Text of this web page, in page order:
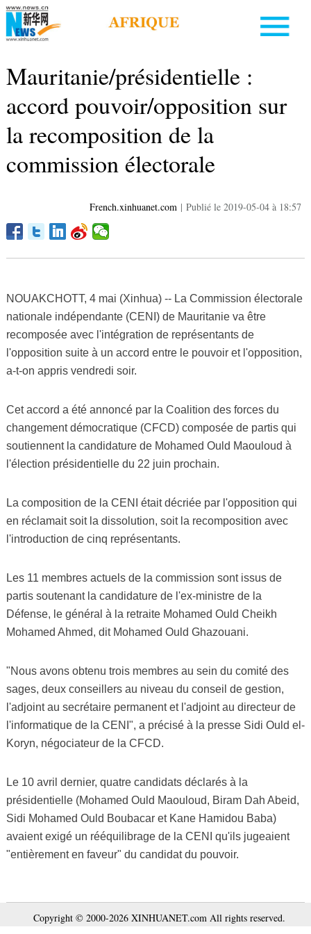
Mauritanie/présidentielle :
accord pouvoir/opposition sur
la recomposition de la
commission électorale
French.xinhuanet.com | Publié le 2019-05-04 à 18:57
NOUAKCHOTT, 4 mai (Xinhua) -- La Commission électorale
nationale indépendante (CENI) de Mauritanie va être
recomposée avec l'intégration de représentants de
l'opposition suite à un accord entre le pouvoir et l'opposition,
a-t-on appris vendredi soir.
Cet accord a été annoncé par la Coalition des forces du
changement démocratique (CFCD) composée de partis qui
soutiennent la candidature de Mohamed Ould Maouloud à
l'élection présidentielle du 22 juin prochain.
La composition de la CENI était décriée par l'opposition qui
en réclamait soit la dissolution, soit la recomposition avec
l'introduction de cinq représentants.
Les 11 membres actuels de la commission sont issus de
partis soutenant la candidature de l'ex-ministre de la
Défense, le général à la retraite Mohamed Ould Cheikh
Mohamed Ahmed, dit Mohamed Ould Ghazouani.
"Nous avons obtenu trois membres au sein du comité des
sages, deux conseillers au niveau du conseil de gestion,
l'adjoint au secrétaire permanent et l'adjoint au directeur de
l'informatique de la CENI", a précisé à la presse Sidi Ould el-
Koryn, négociateur de la CFCD.
Le 10 avril dernier, quatre candidats déclarés à la
présidentielle (Mohamed Ould Maouloud, Biram Dah Abeid,
Sidi Mohamed Ould Boubacar et Kane Hamidou Baba)
avaient exigé un rééquilibrage de la CENI qu'ils jugeaient
"entièrement en faveur" du candidat du pouvoir.
Copyright © 2000-2026 XINHUANET.com All rights reserved.